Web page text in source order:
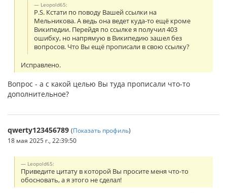
Leopold65:
P.S. Кстати по поводу Вашей ссылки на
Мельникова. А ведь она ведет куда-то ещё кроме
Википедии. Перейдя по ссылке я получил 403
ошибку, но напрямую в Википедию зашел без
вопросов. Что Вы ещё прописали в свою ссылку?
Исправлено.
Вопрос - а с какой целью Вы туда прописали что-то
дополнительное?
qwerty123456789 (Показать профиль)
18 мая 2025 г., 22:39:50
Leopold65:
Приведите цитату в которой Вы просите меня что-то
обосновать, а я этого не сделал!